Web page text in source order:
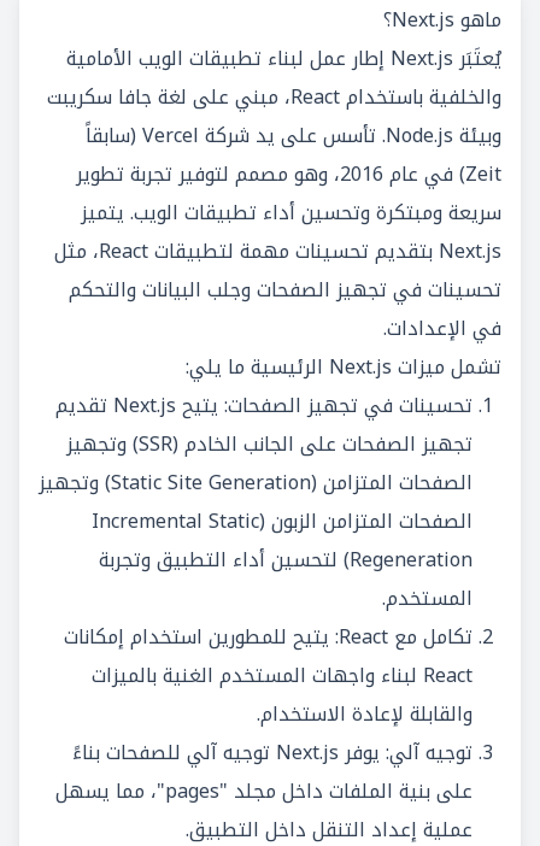
ماهو Next.js؟
يُعتَبَر Next.js إطار عمل لبناء تطبيقات الويب الأمامية
والخلفية باستخدام React، مبني على لغة جافا سكريبت
وبيئة Node.js. تأسس على يد شركة Vercel (سابقاً
Zeit) في عام 2016، وهو مصمم لتوفير تجربة تطوير
سريعة ومبتكرة وتحسين أداء تطبيقات الويب. يتميز
Next.js بتقديم تحسينات مهمة لتطبيقات React، مثل
تحسينات في تجهيز الصفحات وجلب البيانات والتحكم
في الإعدادات.
تشمل ميزات Next.js الرئيسية ما يلي:
تحسينات في تجهيز الصفحات: يتيح Next.js تقديم
تجهيز الصفحات على الجانب الخادم (SSR) وتجهيز
الصفحات المتزامن (Static Site Generation) وتجهيز
الصفحات المتزامن الزبون (Incremental Static
Regeneration) لتحسين أداء التطبيق وتجربة
المستخدم.
تكامل مع React: يتيح للمطورين استخدام إمكانات
React لبناء واجهات المستخدم الغنية بالميزات
والقابلة لإعادة الاستخدام.
توجيه آلي: يوفر Next.js توجيه آلي للصفحات بناءً
على بنية الملفات داخل مجلد "pages"، مما يسهل
عملية إعداد التنقل داخل التطبيق.